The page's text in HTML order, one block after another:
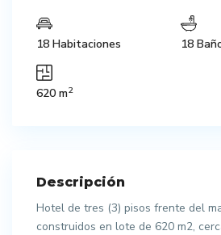
18 Habitaciones 18
620 m2
Descripción
Hotel de tres (3) pisos frente del
construidos en lote de 620 m2,